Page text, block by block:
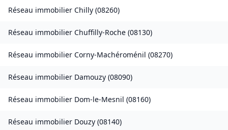
Réseau immobilier Chilly (08260)
Réseau immobilier Chuffilly-Roche (08130)
Réseau immobilier Corny-Machéroménil (08270)
Réseau immobilier Damouzy (08090)
Réseau immobilier Dom-le-Mesnil (08160)
Réseau immobilier Douzy (08140)